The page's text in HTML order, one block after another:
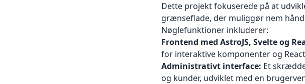
Dette projekt fokuserede på at
grænseflade, der muliggør nem
Nøglefunktioner inkluderer:
Frontend med AstroJS, Svelte og
for interaktive komponenter og
Administrativt interface: Et
og kunder, udviklet med en